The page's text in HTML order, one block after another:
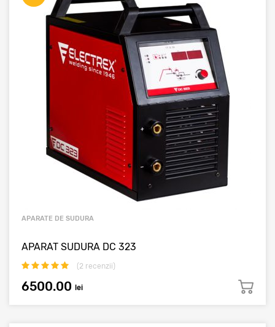
APARATE DE SUDURA
APARAT SUDURA DC 323
(2 recenzii)
6500.00 lei